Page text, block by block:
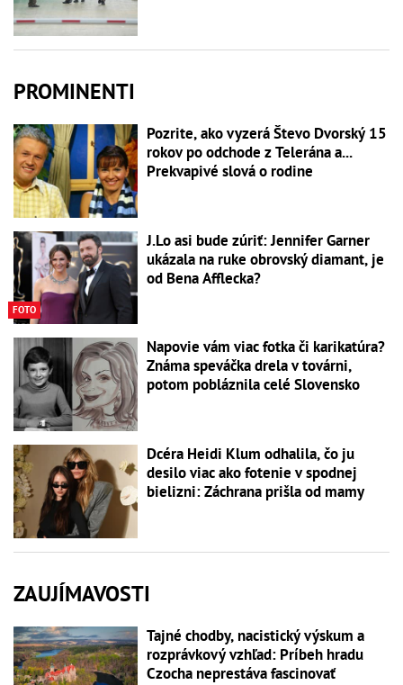
PROMINENTI
Pozrite, ako vyzerá Števo Dvorský 15
rokov po odchode z Telerána a...
Prekvapivé slová o rodine
FOTO
J.Lo asi bude zúriť: Jennifer Garner
ukázala na ruke obrovský diamant, je
od Bena Afflecka?
Napovie vám viac fotka či karikatúra?
Známa speváčka drela v továrni,
potom pobláznila celé Slovensko
Dcéra Heidi Klum odhalila, čo ju
desilo viac ako fotenie v spodnej
bielizni: Záchrana prišla od mamy
ZAUJÍMAVOSTI
Tajné chodby, nacistický výskum a
rozprávkový vzhľad: Príbeh hradu
Czocha neprestáva fascinovať